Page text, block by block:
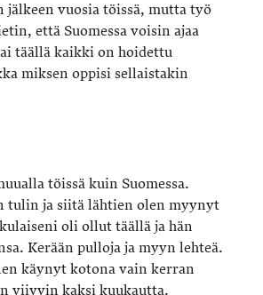
jälkeen vuosia töissä, mutta työ
että Suomessa voisin ajaa
täällä kaikki on hoidettu
miksen oppisi sellaistakin
töissä kuin Suomessa.
tulin ja siitä lähtien olen myynyt
oli ollut täällä ja hän
Kerään pulloja ja myyn lehteä.
käynyt kotona vain kerran
viivyin kaksi kuukautta.